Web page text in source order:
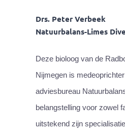
Drs. Peter Verbeek
Natuurbalans-Limes
Deze bioloog van de
Nijmegen is
adviesbureau
belangstelling voor zowel
uitstekend zijn